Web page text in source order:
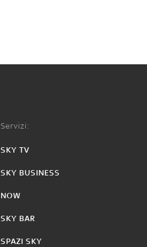
Servizi:
SKY TV
SKY BUSINESS
NOW
SKY BAR
SPAZI SKY